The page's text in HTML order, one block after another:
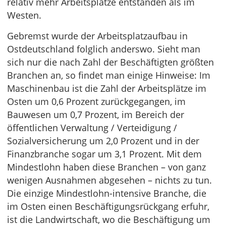
Westen.
Gebremst wurde der Arbeitsplatzaufbau in
Ostdeutschland folglich anderswo. Sieht man
sich nur die nach Zahl der Beschäftigten größten
Branchen an, so findet man einige Hinweise: Im
Maschinenbau ist die Zahl der Arbeitsplätze im
Osten um 0,6 Prozent zurückgegangen, im
Bauwesen um 0,7 Prozent, im Bereich der
öffentlichen Verwaltung / Verteidigung /
Sozialversicherung um 2,0 Prozent und in der
Finanzbranche sogar um 3,1 Prozent. Mit dem
Mindestlohn haben diese Branchen – von ganz
wenigen Ausnahmen abgesehen – nichts zu tun.
Die einzige Mindestlohn-intensive Branche, die
im Osten einen Beschäftigungsrückgang erfuhr,
ist die Landwirtschaft, wo die Beschäftigung um